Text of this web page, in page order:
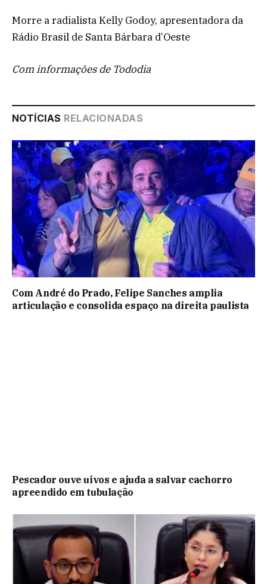
Morre a radialista Kelly Godoy, apresentadora da
Rádio Brasil de Santa Bárbara d’Oeste
Com informações de Tododia
NOTÍCIAS RELACIONADAS
Com André do Prado, Felipe Sanches amplia
articulação e consolida espaço na direita paulista
Pescador ouve uivos e ajuda a salvar cachorro
apreendido em tubulação